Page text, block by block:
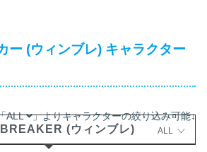
ー (ウィンブレ) キャラクター
ALL 」よりキャラクターの絞り込み可能↓
(ウィンブレ) ALL